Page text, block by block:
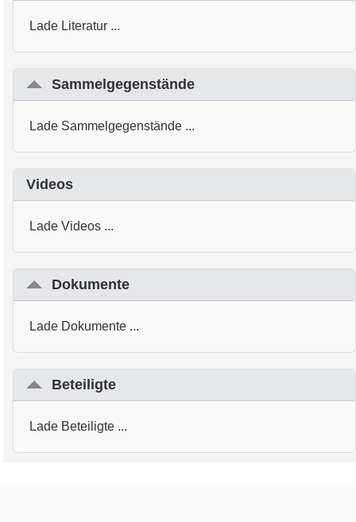
Lade Literatur ...
Sammelgegenstände
Lade Sammelgegenstände ...
Videos
Lade Videos ...
Dokumente
Lade Dokumente ...
Beteiligte
Lade Beteiligte ...